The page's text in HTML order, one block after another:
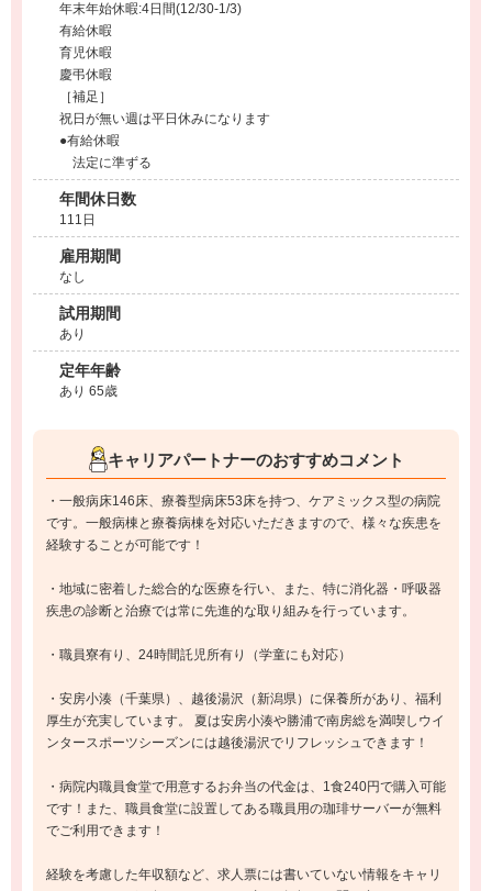
年末年始休暇:4日間(12/30-1/3)
有給休暇
育児休暇
慶弔休暇
［補足］
祝日が無い週は平日休みになります
●有給休暇
法定に準ずる
年間休日数
111日
雇用期間
なし
試用期間
あり
定年年齢
あり 65歳
キャリアパートナーのおすすめコメント
・一般病床146床、療養型病床53床を持つ、ケアミックス型の病院
です。一般病棟と療養病棟を対応いただきますので、様々な疾患を
経験することが可能です！
・地域に密着した総合的な医療を行い、また、特に消化器・呼吸器
疾患の診断と治療では常に先進的な取り組みを行っています。
・職員寮有り、24時間託児所有り（学童にも対応）
・安房小湊（千葉県）、越後湯沢（新潟県）に保養所があり、福利
厚生が充実しています。 夏は安房小湊や勝浦で南房総を満喫しウイ
ンタースポーツシーズンには越後湯沢でリフレッシュできます！
・病院内職員食堂で用意するお弁当の代金は、1食240円で購入可能
です！また、職員食堂に設置してある職員用の珈琲サーバーが無料
でご利用できます！
経験を考慮した年収額など、求人票には書いていない情報をキャリ